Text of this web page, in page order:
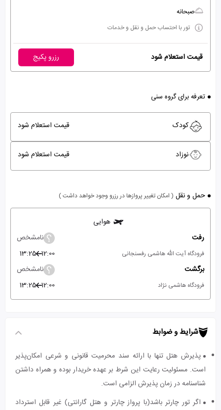
صبحانه
تور با احتساب حمل و نقل و خدمات
قیمت استعلام شود رزرو پکیج
تعرفه برای گروه سنی
کودک قیمت استعلام شود
نوزاد قیمت استعلام شود
حمل و نقل ( امکان تغییر پروازها در رزرو وجود خواهد داشت )
هوایی
رفت
نامشخص
فرودگاه آیت الله هاشمی رفسنجانی 12:00
13:25
برگشت
نامشخص
فرودگاه هاشمی نژاد 12:00
13:25
شرایط و ضوابط
پذیرش هتل تنها با ارائه سند محرمیت قانونی و شرعی امکان‌پذیر
است. مسئولیت رعایت این شرط بر عهده خریدار بوده و همراه داشتن
شناسنامه در زمان پذیرش الزامی است.
اگر تور چارتر باشد(با پرواز چارتر و هتل گارانتی) غیر قابل استرداد